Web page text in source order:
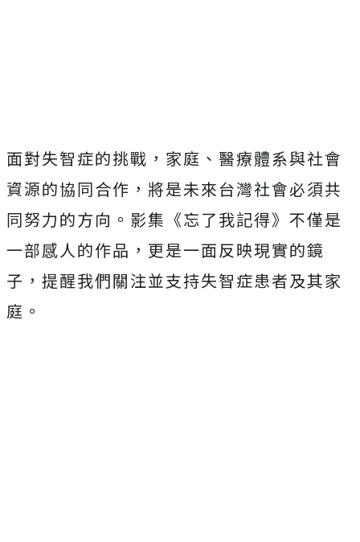
面對失智症的挑戰，家庭、醫療體系與社會
資源的協同合作，將是未來台灣社會必須共
同努力的方向。影集《忘了我記得》不僅是
一部感人的作品，更是一面反映現實的鏡
子，提醒我們關注並支持失智症患者及其家
庭。